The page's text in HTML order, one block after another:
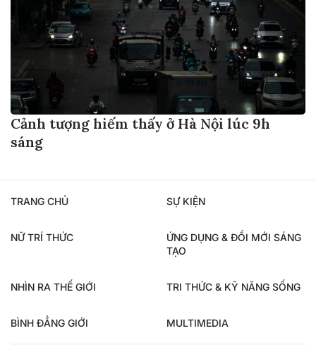
Cảnh tượng hiếm thấy ở Hà Nội lúc 9h
sáng
TRANG CHỦ SỰ KIỆN
NỮ TRÍ THỨC
ỨNG DỤNG & ĐỔI MỚI SÁNG
TẠO
NHÌN RA THẾ GIỚI TRI THỨC & KỸ NĂNG SỐNG
BÌNH ĐẲNG GIỚI MULTIMEDIA